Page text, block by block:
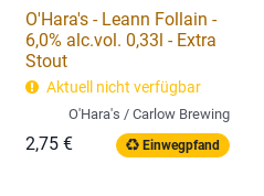
O'Hara's - Leann Follain -
6,0% alc.vol. 0,33l - Extra
Stout
Aktuell nicht verfügbar
O'Hara's / Carlow Brewing
2,75 € Einwegpfand